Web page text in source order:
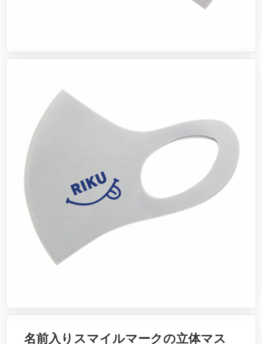
名前入りスマイルマークの立体マス